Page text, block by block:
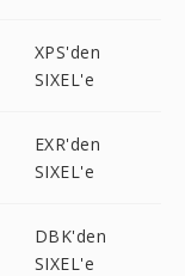
XPS'den
SIXEL'e
EXR'den
SIXEL'e
DBK'den
SIXEL'e